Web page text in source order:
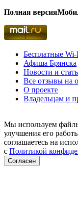
Полная версия
Бесплатные
Афиша Брянска
Новости и
Все отзывы на
О проекте
Владельцам и
Мы используем
улучшения его
соглашаетесь на
с Политикой
Согласен